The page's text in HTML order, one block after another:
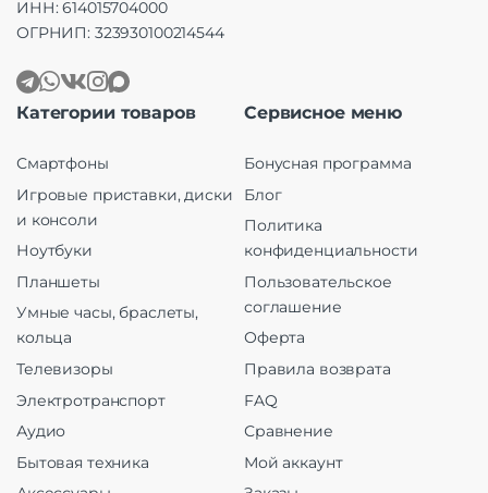
ИНН: 614015704000
ОГРНИП: 323930100214544
Категории товаров
Смартфоны
Игровые приставки, диски
и консоли
Ноутбуки
Планшеты
Умные часы, браслеты,
кольца
Телевизоры
Электротранспорт
Аудио
Бытовая техника
Сервисное меню
Бонусная программа
Блог
Политика
конфиденциальности
Пользовательское
соглашение
Оферта
Правила возврата
FAQ
Сравнение
Мой аккаунт